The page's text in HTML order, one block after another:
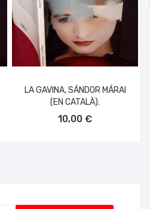
LA GAVINA, SÁNDOR MÁRAI
(EN CATALÀ).
10,00 €